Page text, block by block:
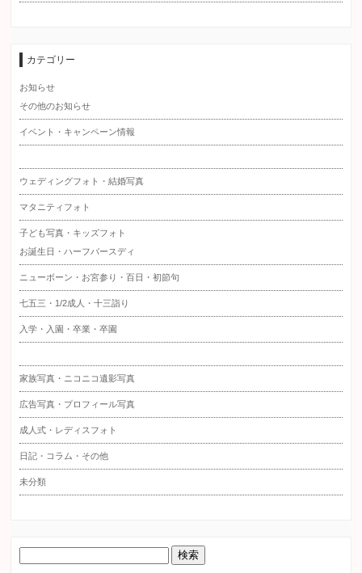
カテゴリー
お知らせ
その他のお知らせ
イベント・キャンペーン情報
ウェディングフォト・結婚写真
マタニティフォト
子ども写真・キッズフォト
お誕生日・ハーフバースディ
ニューボーン・お宮参り・百日・初節句
七五三・1/2成人・十三詣り
入学・入園・卒業・卒園
家族写真・ニコニコ遺影写真
広告写真・プロフィール写真
成人式・レディスフォト
日記・コラム・その他
未分類